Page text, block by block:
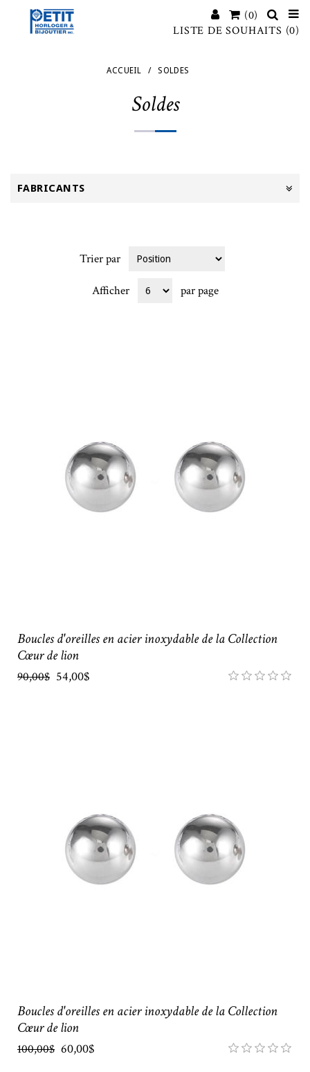
(0)
LISTE DE SOUHAITS (0)
ACCUEIL / SOLDES
Soldes
FABRICANTS
Trier par
Afficher par page
Boucles d'oreilles en acier inoxydable de la Collection
Cœur de lion
90,00$ 54,00$
Boucles d'oreilles en acier inoxydable de la Collection
Cœur de lion
100,00$ 60,00$